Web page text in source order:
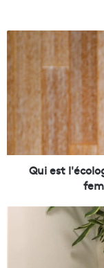
Q
u
i
e
s
t
'
é
Qui est